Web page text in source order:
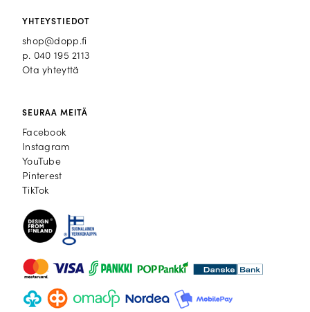
YHTEYSTIEDOT
shop@dopp.fi
p. 040 195 2113
Ota yhteyttä
SEURAA MEITÄ
Facebook
Facebook
Instagram
Instagram
YouTube
YouTube
Pinterest
Pinterest
TikTok
TikTok